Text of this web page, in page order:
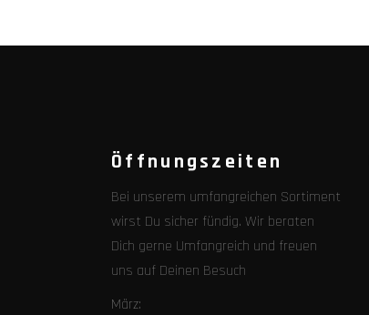
Öffnungszeiten
Bei unserem umfangreichen Sortiment
wirst Du sicher fündig. Wir beraten
Dich gerne Umfangreich und freuen
uns auf Deinen Besuch
März: